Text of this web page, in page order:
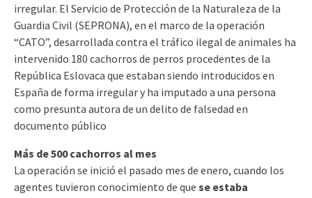
irregular. El Servicio de Protección de la Naturaleza de la
Guardia Civil (SEPRONA), en el marco de la operación
“CATO”, desarrollada contra el tráfico ilegal de animales ha
intervenido 180 cachorros de perros procedentes de la
República Eslovaca que estaban siendo introducidos en
España de forma irregular y ha imputado a una persona
como presunta autora de un delito de falsedad en
documento público
Más de 500 cachorros al mes
La operación se inició el pasado mes de enero, cuando los
agentes tuvieron conocimiento de que se estaba